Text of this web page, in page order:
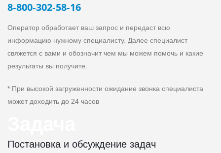
8‑800‑302‑58‑16
Оператор обработает ваш запрос и передаст всю
информацию нужному специалисту. Далее специалист
свяжется с вами и обозначит чем мы можем помочь и какие
результаты вы получите.
* При высокой загруженности ожидание звонка специалиста
может доходить до 24 часов
Постановка и обсуждение задач